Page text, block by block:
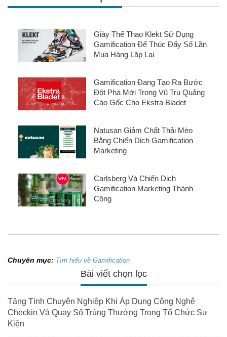
Giày Thể Thao Klekt Sử Dụng
Gamification Để Thúc Đẩy Số Lần
Mua Hàng Lặp Lại
Gamification Đang Tạo Ra Bước
Đột Phá Mới Trong Vũ Trụ Quảng
Cáo Gốc Cho Ekstra Bladet
Natusan Giảm Chất Thải Mèo
Bằng Chiến Dịch Gamification
Marketing
Carlsberg Và Chiến Dịch
Gamification Marketing Thành
Công
Chuyên mục: Tìm hiểu về Gamification
Bài viết chọn lọc
Tăng Tính Chuyên Nghiệp Khi Áp Dụng Công Nghệ
Checkin Và Quay Số Trúng Thưởng Trong Tổ Chức Sự
Kiện